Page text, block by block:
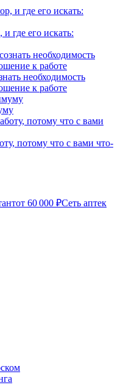
где его искать:
необходимость
к работе
потому что с вами что-
от 60 000 ₽Сеть аптек